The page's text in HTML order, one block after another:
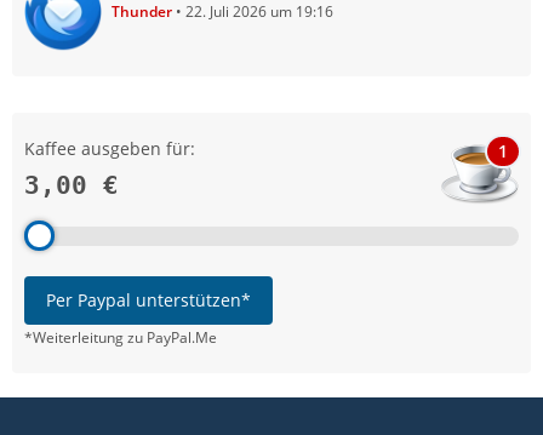
Thunder 22. Juli 2026 um 19:16
Kaffee ausgeben für:
3,00 €
1
Per Paypal unterstützen*
*Weiterleitung zu PayPal.Me